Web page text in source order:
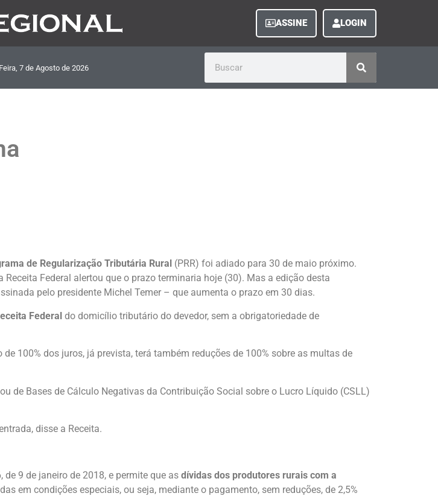
ASSINE LOGIN
7de Agostode 2026
de Regularização Tributária Rural (PRR) foi adiado para 30 de maio próximo.
Receita Federal alertou que o prazo terminaria hoje (30). Mas a edição desta
pelo presidente Michel Temer – que aumenta o prazo em 30 dias.
Federal do domicílio tributário do devedor, sem a obrigatoriedade de
100% dos juros, já prevista, terá também reduções de 100% sobre as multas de
de Bases de Cálculo Negativas da Contribuição Social sobre o Lucro Líquido (CSLL)
disse a Receita.
9 de janeiro de 2018, e permite que as dívidas dos produtores rurais com a
em condições especiais, ou seja, mediante o pagamento, sem reduções, de 2,5%